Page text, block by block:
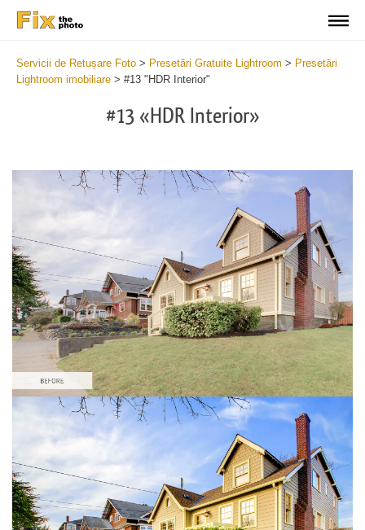
Servicii de Retușare Foto > Presetări Gratuite Lightroom > Presetări
Lightroom imobiliare > #13 "HDR Interior"
#13 «HDR Interior»
Te rog selecteaza
Real Estate HDR Preset #3
(40 Lr Presets)
Real Estate Collection